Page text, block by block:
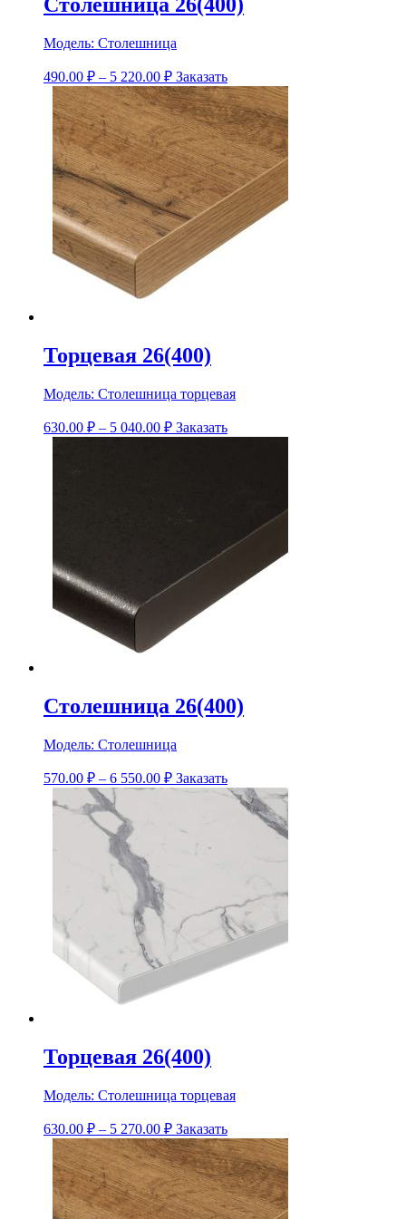
Столешница 26(400)
Модель: Столешница
490.00 ₽ – 5 220.00 ₽ Заказать
Торцевая 26(400)
Модель: Столешница торцевая
630.00 ₽ – 5 040.00 ₽ Заказать
Столешница 26(400)
Модель: Столешница
570.00 ₽ – 6 550.00 ₽ Заказать
Торцевая 26(400)
Модель: Столешница торцевая
630.00 ₽ – 5 270.00 ₽ Заказать